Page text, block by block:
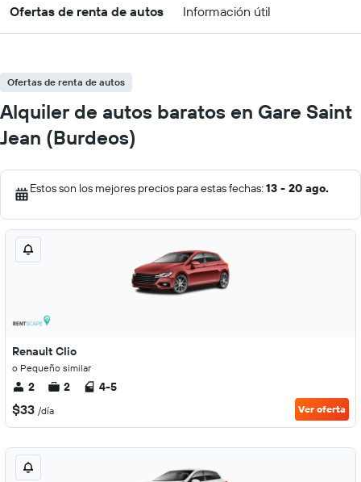
Ofertas de renta de autos Información útil
Ofertas de renta de autos
Alquiler de autos baratos en Gare Saint
Jean (Burdeos)
Estos son los mejores precios para estas fechas: 13 - 20 ago.
Renault Clio
o Pequeño similar
2 2 4-5
$33 /día Ver oferta